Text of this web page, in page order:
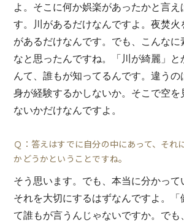
よ。そこに何か娯楽があったかと言
す。川があるだけなんですよ。夜焚
があるだけなんです。でも、こんな
なと思ったんですね。「川が綺麗」
んて、誰もが知ってるんです。違うの
身が経験するかしないか。そこで空
ないかだけなんですよ。
Ｑ：答えはすでに自分の中にあって、それ
かどうかということですね。
そう思います。でも、本当に分かって
それを大切にするはずなんですよ。「
て誰もが言うんじゃないですか。で